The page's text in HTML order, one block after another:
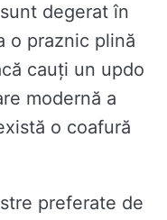
degerat în
o praznic plină
cauți un updo
modernă a
o coafură
preferate de